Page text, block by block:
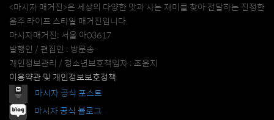
<마시자 매거진>은 세상의 다양한 맛과 사는 재미를 찾아 전달하는 진정한
음주 라이프 스타일 매거진입니다.
마시자매거진: 서울 아03617
발행인 / 편집인 : 방문송
개인정보관리 / 청소년보호책임자 : 조윤지
이용약관 및 개인정보보호정책
마시자 공식 포스트
마시자 공식 블로그